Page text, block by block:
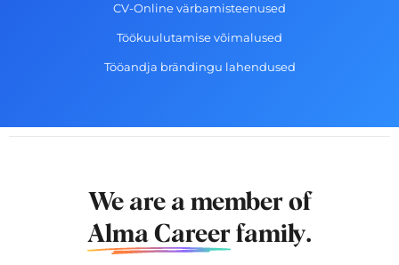
CV-Online värbamisteenused
Töökuulutamise võimalused
Tööandja brändingu lahendused
We are a member of
Alma Career family.